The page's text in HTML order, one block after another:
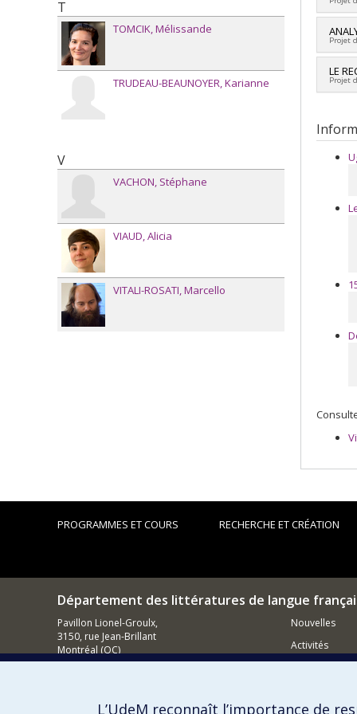
Co-
Projet
Co-
LE
Projet
T
TOMCIK Mélissande
TRUDEAU-BEAUNOYER Karianne
V
VACHON Stéphane
VIAUD Alicia
VITALI-ROSATI Marcello
PROGRAMMES ET COURS RECHERCHE ET CRÉATION
Département des littératures de langue
Pavillon Lionel-Groulx,
3150, rue Jean-Brillant
Montréal (QC)
H3T 1N8
Nouvelles
Activités
L’UdeM reconnaît l’importance de